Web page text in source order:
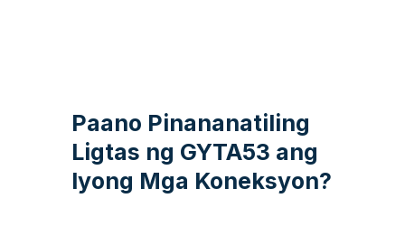
Paano Pinananatiling
Ligtas ng GYTA53 ang
Iyong Mga Koneksyon?